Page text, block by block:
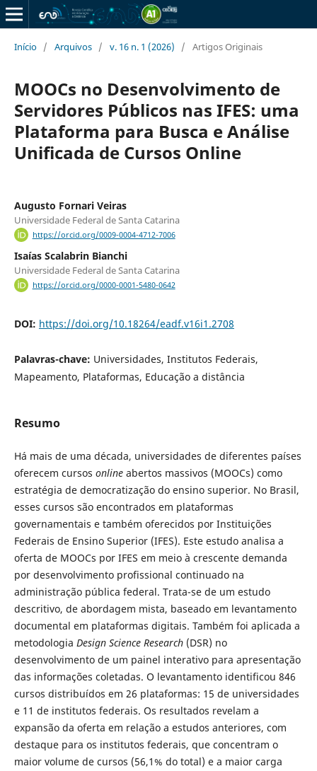
Início / Arquivos / v. 16 n. 1 (2026) / Artigos Originais
MOOCs no Desenvolvimento de
Servidores Públicos nas IFES: uma
Plataforma para Busca e Análise
Unificada de Cursos Online
Augusto Fornari Veiras
Universidade Federal de Santa Catarina
https://orcid.org/0009-0004-4712-7006
Isaías Scalabrin Bianchi
Universidade Federal de Santa Catarina
https://orcid.org/0000-0001-5480-0642
DOI: https://doi.org/10.18264/eadf.v16i1.2708
Palavras-chave: Universidades, Institutos Federais,
Mapeamento, Plataformas, Educação a distância
Resumo
Há mais de uma década, universidades de diferentes países
oferecem cursos onlineabertos massivos (MOOCs) como
estratégia de democratização do ensino superior. No Brasil,
esses cursos são encontrados em plataformas
governamentais e também oferecidos por Instituições
Federais de Ensino Superior (IFES). Este estudo analisa a
oferta de MOOCs por IFES em meio à crescente demanda
por desenvolvimento profissional continuado na
administração pública federal. Trata-se de um estudo
descritivo, de abordagem mista, baseado em levantamento
documental em plataformas digitais. Também foi aplicada a
metodologia Design Science Research(DSR) no
desenvolvimento de um painel interativo para apresentação
das informações coletadas. O levantamento identificou 846
cursos distribuídos em 26 plataformas: 15 de universidades
e 11 de institutos federais. Os resultados revelam a
expansão da oferta em relação a estudos anteriores, com
destaque para os institutos federais, que concentram o
maior volume de cursos (56,1% do total) e a maior carga